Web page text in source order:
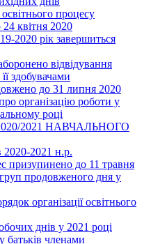
процесу
квітня 2020
2020 рік завершиться
відвідування
здобувачами
до 31 липня 2020
організацію роботи у
році
2021 НАВЧАЛЬНОГО
2020-2021 н.р.
призупинено до 11 травня
продовженого дня у
організації освітнього
днів у 2021 році
батьків членами